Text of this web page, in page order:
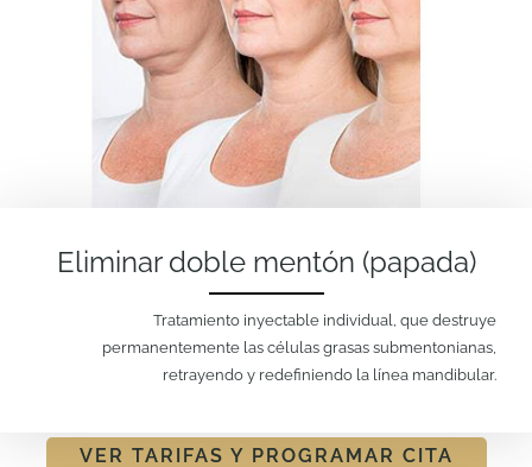
Eliminar doble mentón (papada)
Tratamiento inyectable individual, que destruye
permanentemente las células grasas submentonianas,
retrayendo y redefiniendo la línea mandibular.
VER TARIFAS Y PROGRAMAR CITA